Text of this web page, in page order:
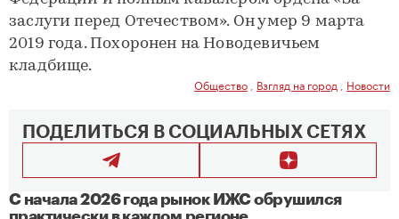
заслуги перед Отечеством». Он умер 9 марта
2019 года. Похоронен на Новодевичьем
кладбище.
Общество Взгляд на город Новости
ПОДЕЛИТЬСЯ В СОЦИАЛЬНЫХ СЕТЯХ
С начала 2026 года рынок ИЖС обрушился